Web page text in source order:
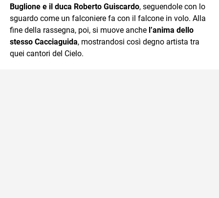
Buglione e il duca Roberto Guiscardo, seguendole con lo
sguardo come un falconiere fa con il falcone in volo. Alla
fine della rassegna, poi, si muove anche l’anima dello
stesso Cacciaguida, mostrandosi così degno artista tra
quei cantori del Cielo.